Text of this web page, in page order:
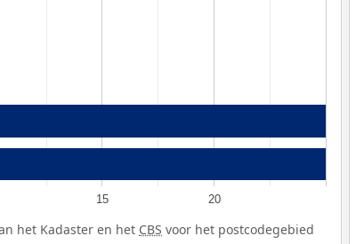
15 20
het Kadaster en het CBS voor het postcodegebied